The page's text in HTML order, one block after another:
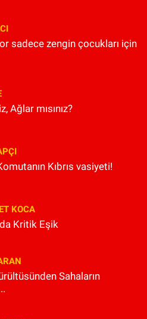
sadece zengin çocukları için
Ağlar mısınız?
Kıbrıs vasiyeti!
KOCA
Kritik Eşik
Sahaların